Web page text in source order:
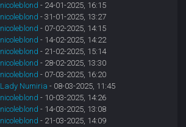
nicoleblond - 24-01-2025, 16:15
nicoleblond - 31-01-2025, 13:27
nicoleblond - 07-02-2025, 14:15
nicoleblond - 14-02-2025, 14:22
nicoleblond - 21-02-2025, 15:14
nicoleblond - 28-02-2025, 13:30
nicoleblond - 07-03-2025, 16:20
Lady Numiria - 08-03-2025, 11:45
nicoleblond - 10-03-2025, 14:26
nicoleblond - 14-03-2025, 13:08
nicoleblond - 21-03-2025, 14:09